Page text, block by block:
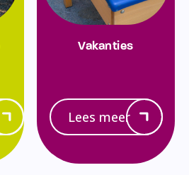
Vakanties
Lees meer